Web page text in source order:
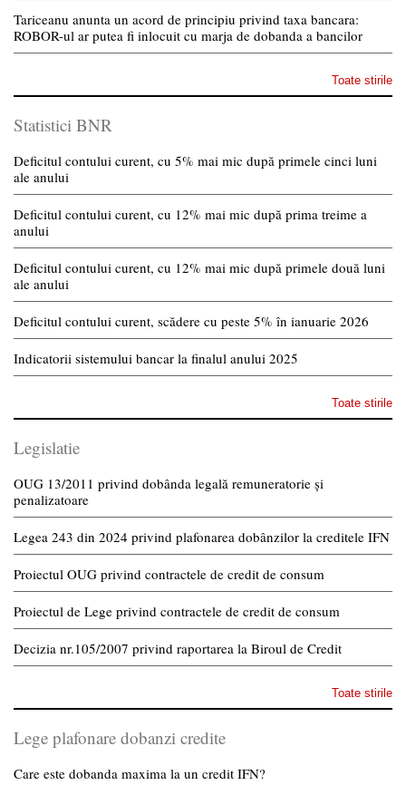
Tariceanu anunta un acord de principiu privind taxa bancara:
ROBOR-ul ar putea fi inlocuit cu marja de dobanda a bancilor
Toate stirile
Statistici BNR
Deficitul contului curent, cu 5% mai mic după primele cinci luni
ale anului
Deficitul contului curent, cu 12% mai mic după prima treime a
anului
Deficitul contului curent, cu 12% mai mic după primele două luni
ale anului
Deficitul contului curent, scădere cu peste 5% în ianuarie 2026
Indicatorii sistemului bancar la finalul anului 2025
Toate stirile
Legislatie
OUG 13/2011 privind dobânda legală remuneratorie și
penalizatoare
Legea 243 din 2024 privind plafonarea dobânzilor la creditele IFN
Proiectul OUG privind contractele de credit de consum
Proiectul de Lege privind contractele de credit de consum
Decizia nr.105/2007 privind raportarea la Biroul de Credit
Toate stirile
Lege plafonare dobanzi credite
Care este dobanda maxima la un credit IFN?